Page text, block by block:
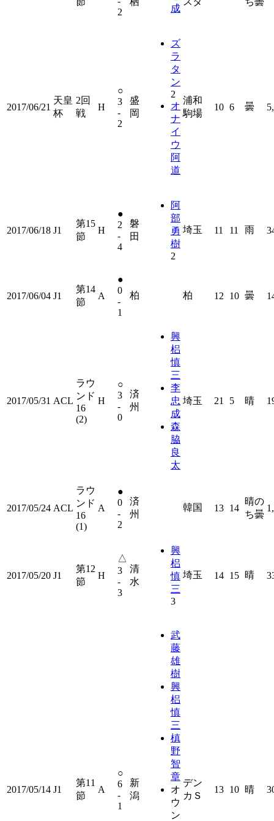
2
成
2017/06/21
天皇
杯
2回
戦
H
○
3
-
2
盛
岡
ズ
ラ
タ
ン
2
オ
ナ
イ
ウ
阿
道
浦和
駒場
10 6 曇
2017/06/18 J1
第15
節
H
●
2
-
4
磐
田
阿
部
勇
樹
2
埼玉 11 11 雨
2017/06/04 J1
第14
節
A
●
0
-
1
柏 柏 12 10 曇
2017/05/31 ACL
ラウ
ンド
16
(2)
H
○
3
-
0
済
州
興
梠
慎
三
李
忠
成
森
脇
良
太
埼玉 21 5 晴
2017/05/24 ACL
ラウ
ンド
16
(1)
A
●
0
-
2
済
州
韓国 13 14
晴の
ち曇
2017/05/20 J1
第12
節
H
△
3
-
3
清
水
興
梠
慎
三
3
埼玉 14 15 晴
2017/05/14 J1
第11
節
A
○
6
-
1
新
潟
武
藤
雄
樹
興
梠
慎
三
槙
野
智
章
オ
ウ
ン
デン
カＳ
13 10 晴